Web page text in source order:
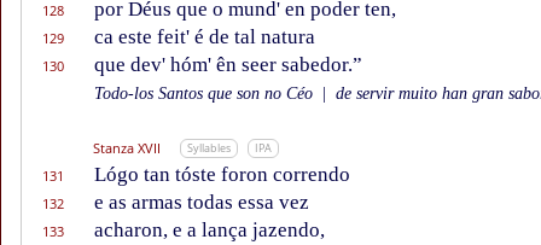
128 por Déus que o mund' en poder ten,
129 ca este feit' é de tal natura
130 que dev' hóm' ên seer sabedor.”
Todo-los Santos que son no Céo de servir muito han gran
Stanza XVII Syllables IPA
131 Lógo tan tóste foron correndo
132 e as armas todas essa vez
133 acharon, e a lança jazendo,